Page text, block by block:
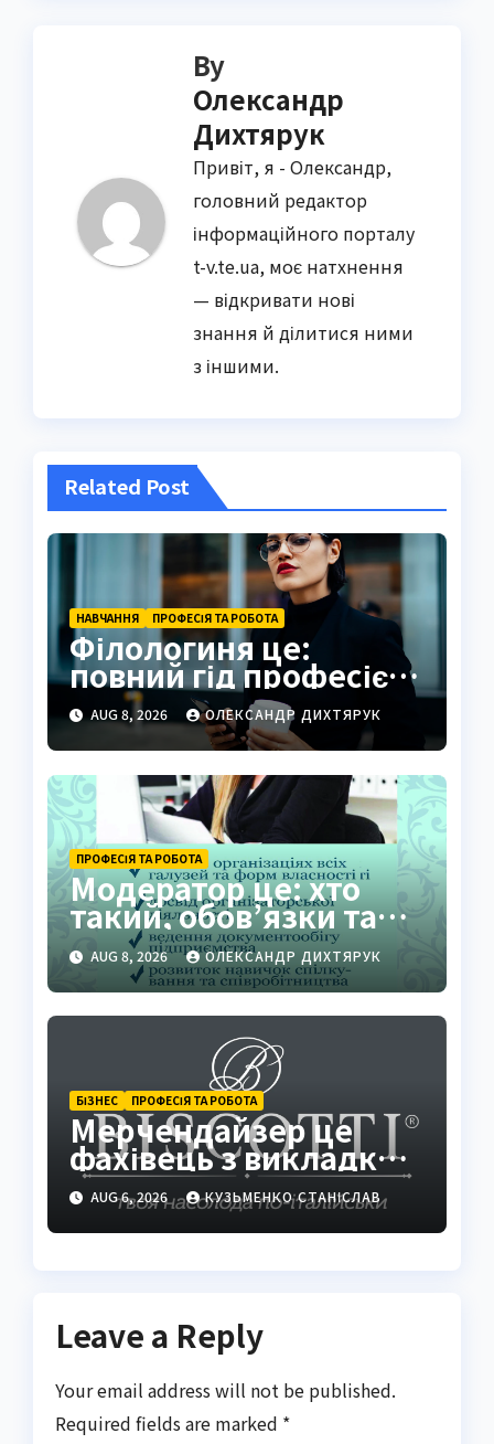
By
Олександр
Дихтярук
Привіт, я - Олександр,
головний редактор
інформаційного порталу
t-v.te.ua, моє натхнення
— відкривати нові
знання й ділитися ними
з іншими.
Related Post
НАВЧАННЯ ПРОФЕСІЯ ТА РОБОТА
Філологиня це:
повний гід професією,
освітою та кар’єрою
AUG 8, 2026 ОЛЕКСАНДР ДИХТЯРУК
ПРОФЕСІЯ ТА РОБОТА
Модератор це: хто
такий, обов’язки та
секрети професії
AUG 8, 2026 ОЛЕКСАНДР ДИХТЯРУК
БІЗНЕС ПРОФЕСІЯ ТА РОБОТА
Мерчендайзер це
фахівець з викладки
товарів
AUG 6, 2026 КУЗЬМЕНКО СТАНІСЛАВ
Leave a Reply
Your email address will not be published.
Required fields are marked *